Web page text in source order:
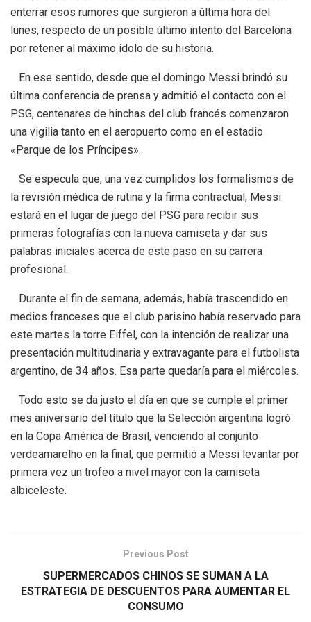
enterrar esos rumores que surgieron a última hora del
lunes, respecto de un posible último intento del Barcelona
por retener al máximo ídolo de su historia.
En ese sentido, desde que el domingo Messi brindó su
última conferencia de prensa y admitió el contacto con el
PSG, centenares de hinchas del club francés comenzaron
una vigilia tanto en el aeropuerto como en el estadio
«Parque de los Príncipes».
Se especula que, una vez cumplidos los formalismos de
la revisión médica de rutina y la firma contractual, Messi
estará en el lugar de juego del PSG para recibir sus
primeras fotografías con la nueva camiseta y dar sus
palabras iniciales acerca de este paso en su carrera
profesional.
Durante el fin de semana, además, había trascendido en
medios franceses que el club parisino había reservado para
este martes la torre Eiffel, con la intención de realizar una
presentación multitudinaria y extravagante para el futbolista
argentino, de 34 años. Esa parte quedaría para el miércoles.
Todo esto se da justo el día en que se cumple el primer
mes aniversario del título que la Selección argentina logró
en la Copa América de Brasil, venciendo al conjunto
verdeamarelho en la final, que permitió a Messi levantar por
primera vez un trofeo a nivel mayor con la camiseta
albiceleste.
Previous Post
SUPERMERCADOS CHINOS SE SUMAN A LA
ESTRATEGIA DE DESCUENTOS PARA AUMENTAR EL
CONSUMO